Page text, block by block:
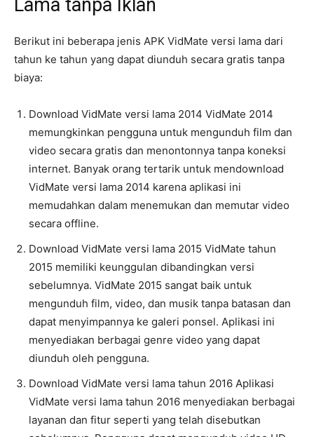
Lama tanpa Iklan
Berikut ini beberapa jenis APK VidMate versi lama dari
tahun ke tahun yang dapat diunduh secara gratis tanpa
biaya:
Download VidMate versi lama 2014 VidMate 2014
memungkinkan pengguna untuk mengunduh film dan
video secara gratis dan menontonnya tanpa koneksi
internet. Banyak orang tertarik untuk mendownload
VidMate versi lama 2014 karena aplikasi ini
memudahkan dalam menemukan dan memutar video
secara offline.
Download VidMate versi lama 2015 VidMate tahun
2015 memiliki keunggulan dibandingkan versi
sebelumnya. VidMate 2015 sangat baik untuk
mengunduh film, video, dan musik tanpa batasan dan
dapat menyimpannya ke galeri ponsel. Aplikasi ini
menyediakan berbagai genre video yang dapat
diunduh oleh pengguna.
Download VidMate versi lama tahun 2016 Aplikasi
VidMate versi lama tahun 2016 menyediakan berbagai
layanan dan fitur seperti yang telah disebutkan